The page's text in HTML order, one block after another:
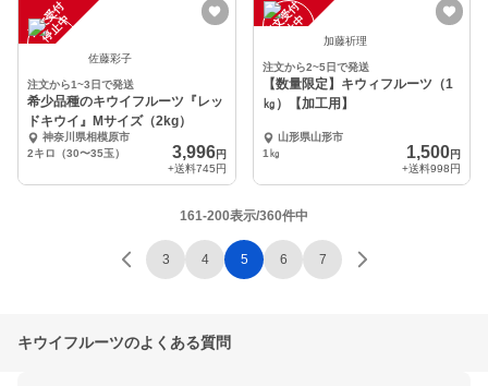
注
文
受
付
停
止
中
佐藤彩子
注文から1~3日で発送
希少品種のキウイフルーツ『レッ
ドキウイ』Mサイズ（2kg）
神奈川県相模原市
2キロ（30〜35玉）
3,996円
+送料745円
注
文
受
付
停
止
中 加藤祈理
注文から2~5日で発送
【数量限定】キウィフルーツ（1
㎏）【加工用】
山形県山形市
1㎏
1,500円
+送料998円
161-200表示/360件中
3 4 5 6 7
キウイフルーツのよくある質問